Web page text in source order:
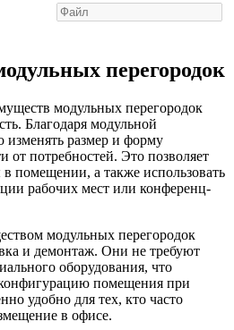
перегородок
модульных перегородок
Благодаря модульной
изменять размер и форму
от потребностей. Это позволяет
в помещении, а также использовать
рабочих мест или конференц-
модульных перегородок
и демонтаж. Они не требуют
оборудования, что
помещения при
удобно для тех, кто часто
в офисе.